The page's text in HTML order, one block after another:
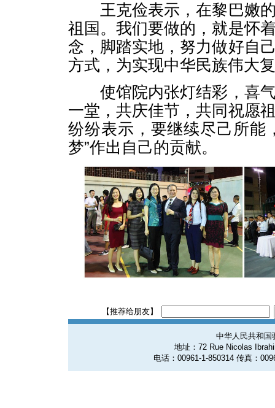
王克俭表示，在黎巴嫩的
祖国。我们要做的，就是怀
念，脚踏实地，努力做好自
方式，为实现中华民族伟大
使馆院内张灯结彩，喜气
一堂，共庆佳节，共同祝愿
纷纷表示，要继续尽己所能
梦”作出自己的贡献。
【推荐给朋友】
中华人民共和国
地址：72 Rue Nicolas
电话：00961-1-850314 传真：